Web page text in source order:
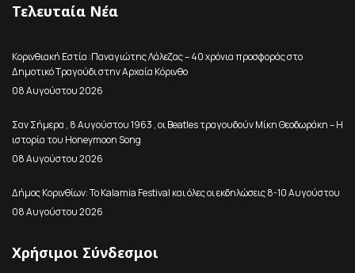
Τελευταία Νέα
Κορινθιακή Εστία :Παναγιώτης Λάλεζας – 40 χρόνια προσφοράς στο
Δημοτικό Τραγούδι στην Αρχαία Κόρινθο
08 Αυγούστου 2026
Σαν Σήμερα , 8 Αυγούστου 1963 , οι Beatles τραγουδούν Μίκη Θεοδωράκη – Η
ιστορία του Honeymoon Song
08 Αυγούστου 2026
Δήμος Κορινθίων: Το Kalamia Festival και όλες οι εκδηλώσεις 8-10 Αυγούστου
08 Αυγούστου 2026
Χρήσιμοι Σύνδεσμοι